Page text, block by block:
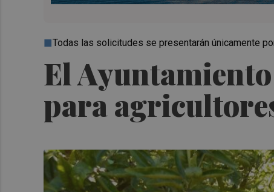
El
para
Todas las solicitudes se presentarán únicamente